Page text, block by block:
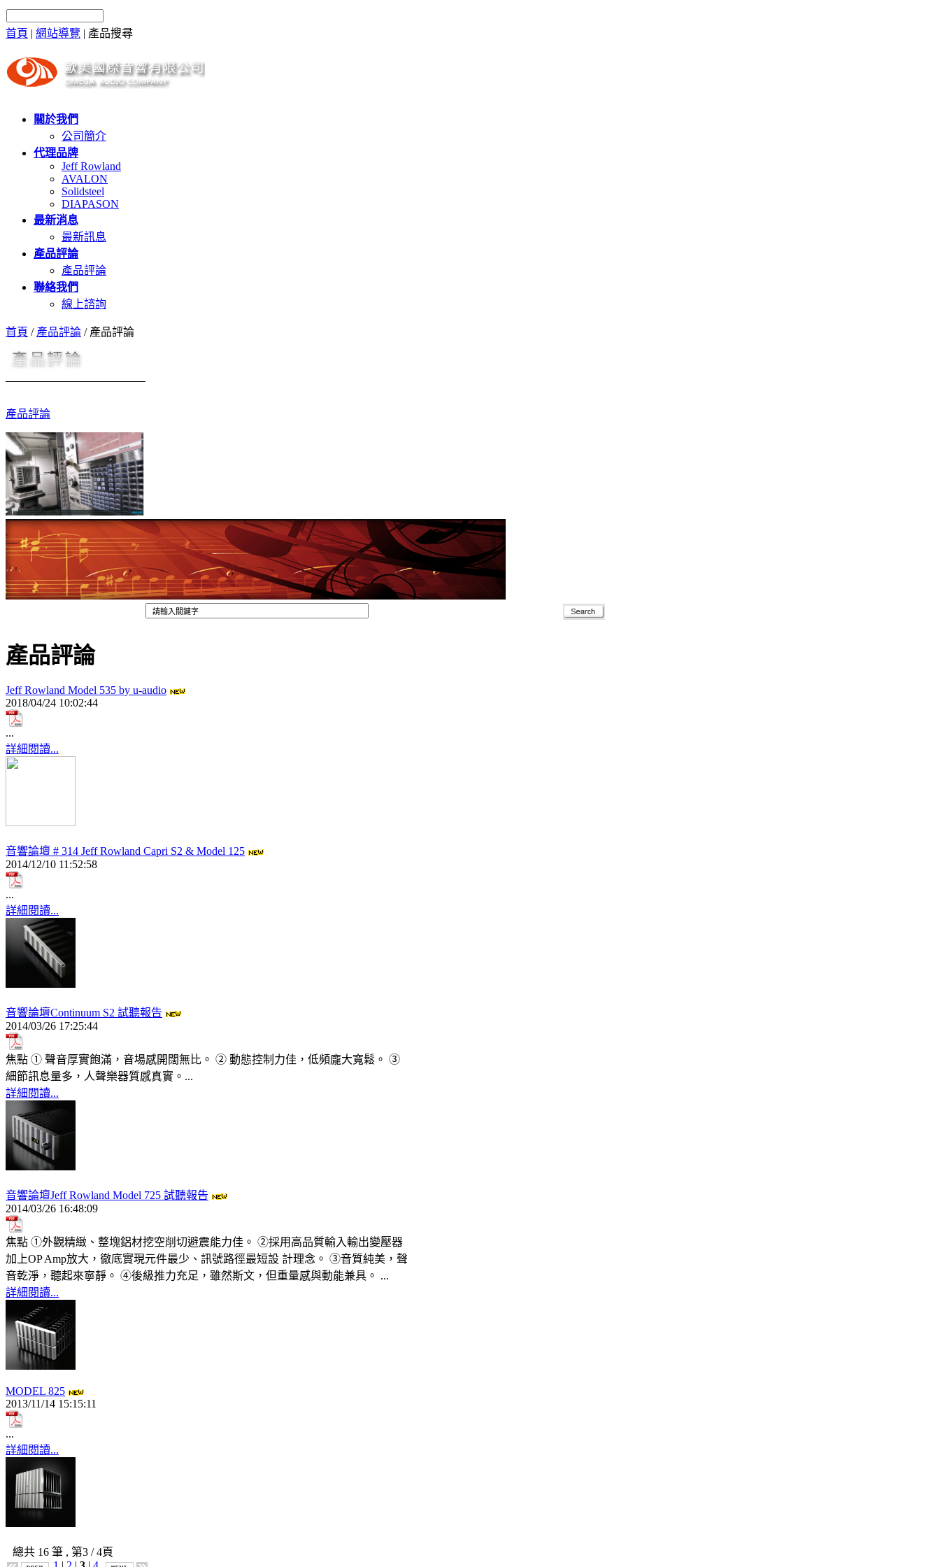
首頁 | 網站導覽 | 產品搜尋
關於我們
公司簡介
代理品牌
Jeff Rowland
AVALON
Solidsteel
DIAPASON
最新消息
最新訊息
產品評論
產品評論
聯絡我們
線上諮詢
首頁 / 產品評論 / 產品評論
產品評論
產品評論
Jeff Rowland Model 535 by u-audio
2018/04/24 10:02:44
...
詳細閱讀...
音響論壇 # 314 Jeff Rowland Capri S2 & Model 125
2014/12/10 11:52:58
...
詳細閱讀...
音響論壇Continuum S2 試聽報告
2014/03/26 17:25:44
焦點 ① 聲音厚實飽滿，音場感開闊無比。 ② 動態控制力佳，低頻龐大寬鬆。 ③
細節訊息量多，人聲樂器質感真實。...
詳細閱讀...
音響論壇Jeff Rowland Model 725 試聽報告
2014/03/26 16:48:09
焦點 ①外觀精緻、整塊鋁材挖空削切避震能力佳。 ②採用高品質輸入輸出變壓器
加上OP Amp放大，徹底實現元件最少、訊號路徑最短設 計理念。 ③音質純美，聲
音乾淨，聽起來寧靜。 ④後級推力充足，雖然斯文，但重量感與動能兼具。 ...
詳細閱讀...
MODEL 825
2013/11/14 15:15:11
...
詳細閱讀...
總共 16 筆 , 第3 / 4頁